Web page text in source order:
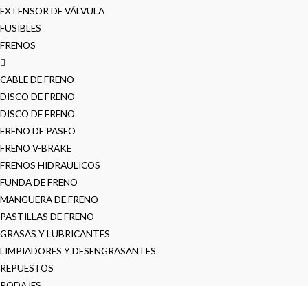
EXTENSOR DE VÁLVULA
FUSIBLES
FRENOS
CABLE DE FRENO
DISCO DE FRENO
DISCO DE FRENO
FRENO DE PASEO
FRENO V-BRAKE
FRENOS HIDRAULICOS
FUNDA DE FRENO
MANGUERA DE FRENO
PASTILLAS DE FRENO
GRASAS Y LUBRICANTES
LIMPIADORES Y DESENGRASANTES
REPUESTOS